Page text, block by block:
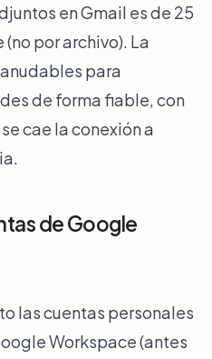
en Gmail es de 25
por archivo). La
para
de forma fiable, con
cae la conexión a
de Google
las cuentas personales
Workspace (antes